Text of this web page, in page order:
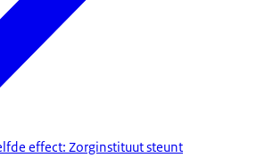
effect: Zorginstituut steunt